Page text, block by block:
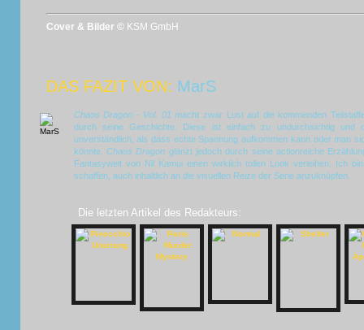
Cover & Bilder © KSM GmbH
DAS FAZIT VON: MarS
Chaos Dragon - Vol. 01 macht zwar Lust auf die kommenden
durch seine Geschichte. Diese ist einfach zu undurchsichtig und
unverständlich, als dass echte Spannung aufkommen kann oder man
könnte. Chaos Dragon glänzt jedoch durch seine actionreiche
Fantasywelt von Nil Kamui einen wirklich tollen Look verleihen. Ich
schaffen, auch inhaltlich an die visuellen Reize der Serie anzuknüpfen.
Die letzten Artikel des Redakteurs: